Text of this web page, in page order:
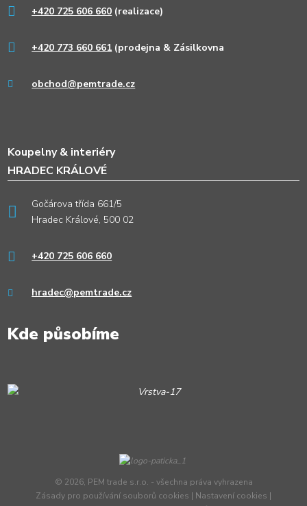
+420 725 606 660 (realizace)
+420 773 660 661 (prodejna & Zásilkovna
obchod@pemtrade.cz
Koupelny & interiéry
HRADEC KRÁLOVÉ
Gočárova třída 661/5
Hradec Králové, 500 02
+420 725 606 660
hradec@pemtrade.cz
Kde působíme
© 2026, PEM trade s.r.o. - všechna práva vyhrazena
Zásady pro používání souborů cookies | Nastavení cookies |